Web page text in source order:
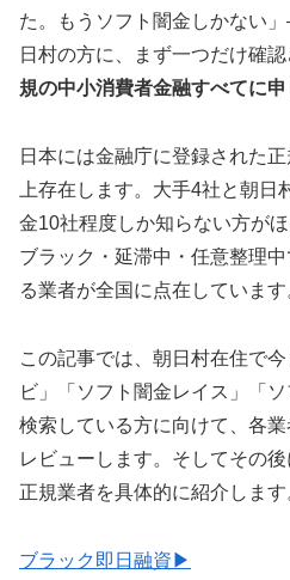
た。もうソフト闇金しかない
日村の方に、まず一つだけ確
規の中小消費者金融すべてに
日本には金融庁に登録された
上存在します。大手4社と朝
金10社程度しか知らない方が
ブラック・延滞中・任意整理
る業者が全国に点在しています
この記事では、朝日村在住で
ビ」「ソフト闇金レイス」「
検索している方に向けて、各
レビューします。そしてその
正規業者を具体的に紹介します
ブラック即日融資▶